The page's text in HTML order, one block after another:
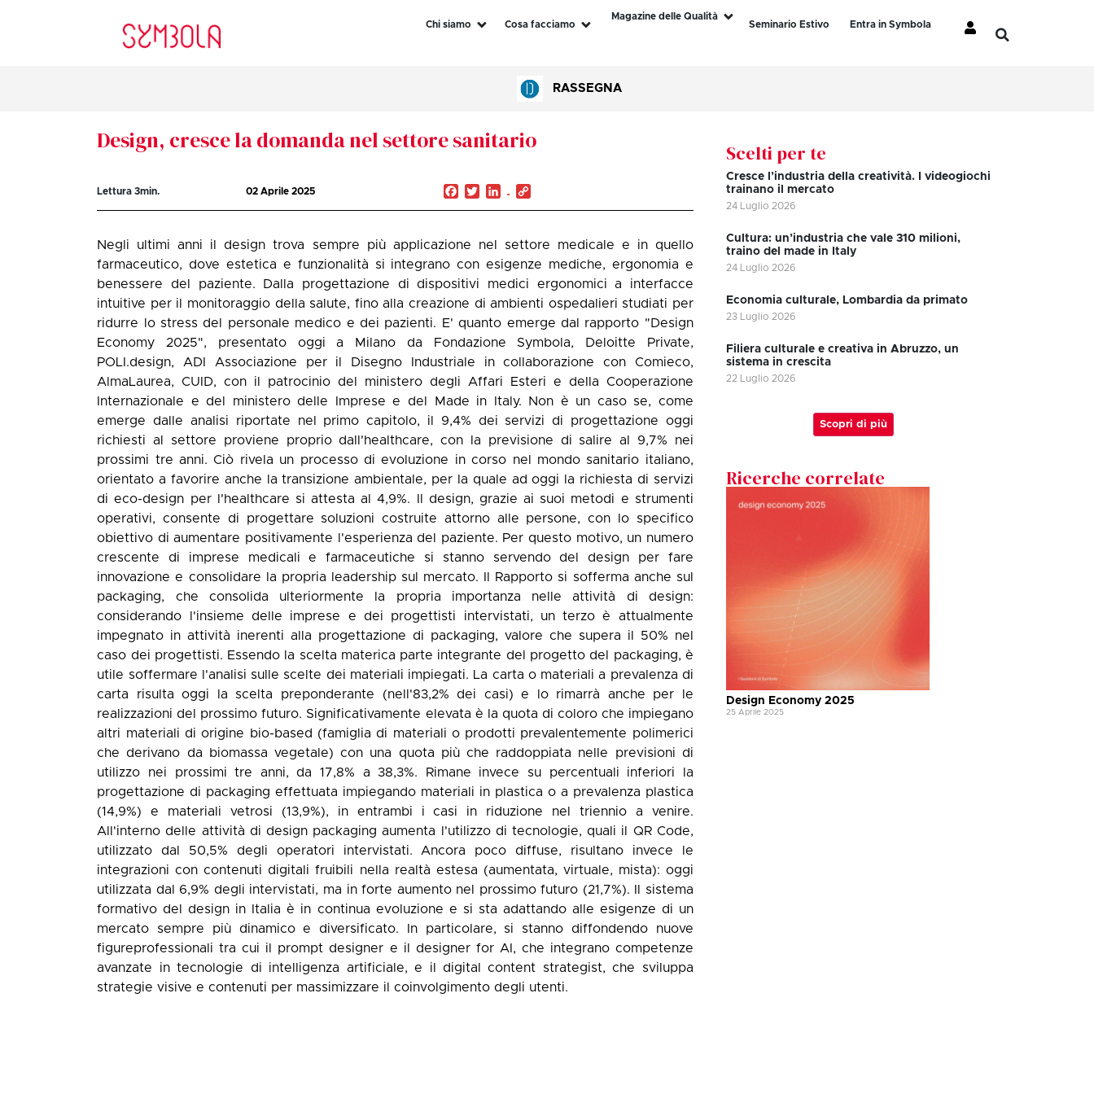
Chi siamo Cosa facciamo
Magazine delle Qualità
Seminario Estivo
Entra in Symbola
RASSEGNA
Design, cresce la domanda nel settore sanitario
Lettura3min. 02 Aprile 2025 Facebook
TwitterLinkedIn
Negli ultimi anni il design trova sempre più applicazione nel settore medicale e in quello
farmaceutico, dove estetica e funzionalità si integrano con esigenze mediche, ergonomia e
benessere del paziente. Dalla progettazione di dispositivi medici ergonomici a interfacce
intuitive per il monitoraggio della salute, fino alla creazione di ambienti ospedalieri studiati per
ridurre lo stress del personale medico e dei pazienti. E' quanto emerge dal rapporto "Design
Economy 2025", presentato oggi a Milano da Fondazione Symbola, Deloitte Private,
POLI.design, ADI Associazione per il Disegno Industriale in collaborazione con Comieco,
AlmaLaurea, CUID, con il patrocinio del ministero degli Affari Esteri e della Cooperazione
Internazionale e del ministero delle Imprese e del Made in Italy. Non è un caso se, come
emerge dalle analisi riportate nel primo capitolo, il 9,4% dei servizi di progettazione oggi
richiesti al settore proviene proprio dall'healthcare, con la previsione di salire al 9,7% nei
prossimi tre anni. Ciò rivela un processo di evoluzione in corso nel mondo sanitario italiano,
orientato a favorire anche la transizione ambientale, per la quale ad oggi la richiesta di servizi
di eco-design per l'healthcare si attesta al 4,9%. Il design, grazie ai suoi metodi e strumenti
operativi, consente di progettare soluzioni costruite attorno alle persone, con lo specifico
obiettivo di aumentare positivamente l'esperienza del paziente. Per questo motivo, un numero
crescente di imprese medicali e farmaceutiche si stanno servendo del design per fare
innovazione e consolidare la propria leadership sul mercato. Il Rapporto si sofferma anche sul
packaging, che consolida ulteriormente la propria importanza nelle attività di design:
considerando l'insieme delle imprese e dei progettisti intervistati, un terzo è attualmente
impegnato in attività inerenti alla progettazione di packaging, valore che supera il 50% nel
caso dei progettisti. Essendo la scelta materica parte integrante del progetto del packaging, è
utile soffermare l'analisi sulle scelte dei materiali impiegati. La carta o materiali a prevalenza di
carta risulta oggi la scelta preponderante (nell'83,2% dei casi) e lo rimarrà anche per le
realizzazioni del prossimo futuro. Significativamente elevata è la quota di coloro che impiegano
altri materiali di origine bio-based (famiglia di materiali o prodotti prevalentemente polimerici
che derivano da biomassa vegetale) con una quota più che raddoppiata nelle previsioni di
utilizzo nei prossimi tre anni, da 17,8% a 38,3%. Rimane invece su percentuali inferiori la
progettazione di packaging effettuata impiegando materiali in plastica o a prevalenza plastica
(14,9%) e materiali vetrosi (13,9%), in entrambi i casi in riduzione nel triennio a venire.
All'interno delle attività di design packaging aumenta l'utilizzo di tecnologie, quali il QR Code,
utilizzato dal 50,5% degli operatori intervistati. Ancora poco diffuse, risultano invece le
integrazioni con contenuti digitali fruibili nella realtà estesa (aumentata, virtuale, mista): oggi
utilizzata dal 6,9% degli intervistati, ma in forte aumento nel prossimo futuro (21,7%). Il sistema
formativo del design in Italia è in continua evoluzione e si sta adattando alle esigenze di un
mercato sempre più dinamico e diversificato. In particolare, si stanno diffondendo nuove
figureprofessionali tra cui il prompt designer e il designer for AI, che integrano competenze
avanzate in tecnologie di intelligenza artificiale, e il digital content strategist, che sviluppa
strategie visive e contenuti per massimizzare il coinvolgimento degli utenti.
Scelti per te
Cresce l’industria della creatività. I videogiochi
trainano il mercato
24 Luglio 2026
Cultura: un’industria che vale 310 milioni,
traino del made in Italy
24 Luglio 2026
Economia culturale, Lombardia da primato
23 Luglio 2026
Filiera culturale e creativa in Abruzzo, un
sistema in crescita
22 Luglio 2026
Scopri di più
Ricerche correlate
Design Economy 2025
25 Aprile 2025